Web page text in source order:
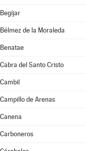
Begíjar
Bélmez de la Moraleda
Benatae
Cabra del Santo Cristo
Cambil
Campillo de Arenas
Canena
Carboneros